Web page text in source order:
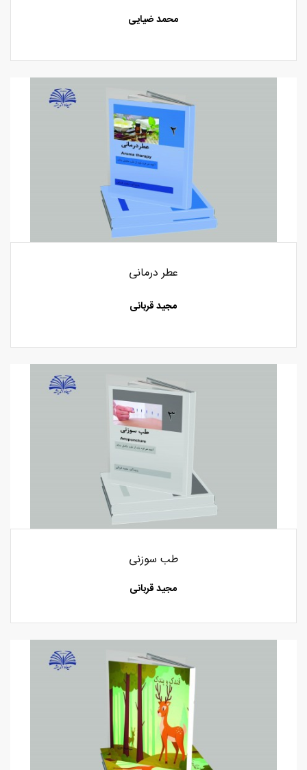
محمد ضیایی
عطر درمانی
مجید قربانی
طب سوزنی
مجید قربانی